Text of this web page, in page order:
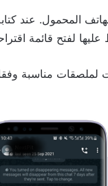
المحمول. عند
لفتح قائمة
لملصقات مناسبة